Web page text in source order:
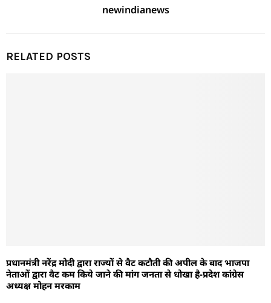
newindianews
RELATED POSTS
प्रधानमंत्री नरेंद्र मोदी द्वारा राज्यों से वैट कटौती की अपील के बाद भाजपा
नेताओं द्वारा वैट कम किये जाने की मांग जनता से धोखा है-प्रदेश कांग्रेस
अध्यक्ष मोहन मरकाम